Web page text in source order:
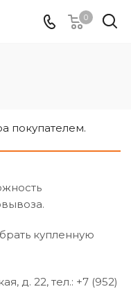
0
покупателем.
купленную
д. 22, тел.: +7 (952)